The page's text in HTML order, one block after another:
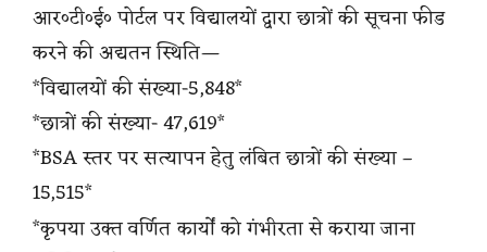
आर०टी०ई० पोर्टल पर विद्यालयों द्वारा छात्रों की सूचना फीड
करने की अद्यतन स्थिति—
*विद्यालयों की संख्या-5,848*
*छात्रों की संख्या- 47,619*
*BSA स्तर पर सत्यापन हेतु लंबित छात्रों की संख्या –
15,515*
*कृपया उक्त वर्णित कार्यों को गंभीरता से कराया जाना